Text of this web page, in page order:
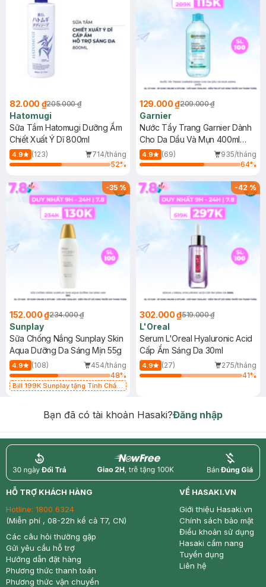
82.000 ₫205.000 ₫
Hatomugi
Sữa Tắm Hatomugi Dưỡng Ẩm
Chiết Xuất Ý Dĩ 800ml
4.9 (123)
714/tháng
52%
129.000 ₫209.000 ₫
Garnier
Nước Tẩy Trang Garnier Dành
Cho Da Dầu Và Mụn 400ml
(Mới)
4.9 (69)
935/tháng
64%
-35%
152.000 ₫234.000 ₫
Sunplay
Sữa Chống Nắng Sunplay Skin
Aqua Dưỡng Da Sáng Mịn 55g
4.9 (108)
454/tháng
48%
Bill 199K Sunplay tặng Tinh Chất
-42%
302.000 ₫519.000 ₫
L'Oreal
Serum L'Oreal Hyaluronic Acid
Cấp Ẩm Sáng Da 30ml
4.9 (27)
275/tháng
41%
Bạn đã có tài khoản Hasaki?Đăng nhập
return nowfree price
HỖ TRỢ KHÁCH HÀNG
Hotline: 1800 6324
(Miễn phí , 08-22h kể cả T7, CN)
Các câu hỏi thường gặp
Gửi yêu cầu hỗ trợ
Hướng dẫn đặt hàng
Phương thức thanh toán
Phương thức vận chuyển
VỀ HASAKI.VN
Giới thiệu Hasaki.vn
Chính sách bảo mật
Điều khoản sử dụng
Hasaki cẩm nang
Tuyển dụng
Liên hệ